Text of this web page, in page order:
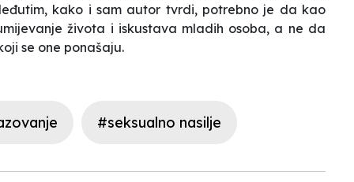
kako i sam autor tvrdi, potrebno je da kao
života i iskustava mladih osoba, a ne da
se one ponašaju.
#seksualno nasilje